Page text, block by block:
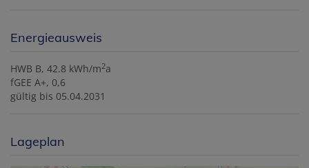
Energieausweis
HWB B, 42.8 kWh/m2a
fGEE A+, 0,6
gültig bis 05.04.2031
Lageplan